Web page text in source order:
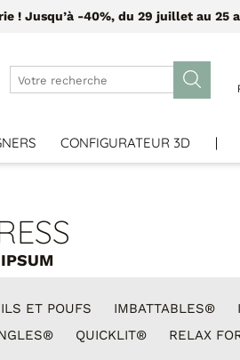
! Jusqu’à -40%, du 29 juillet au 25
CONFIGURATEUR 3D |
ET POUFS IMBATTABLES®
QUICKLIT® RELAX